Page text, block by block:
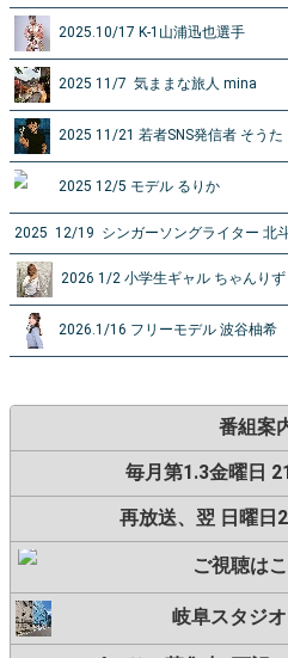
2025.10/17 K-1山浦迅也選手
2025 11/7 気ままな旅人 mina
2025 11/21 若者SNS発信者 そうた
2025 12/5 モデル るりか
2025 12/19 シンガーソングライター 北
2026 1/2 小学生ギャル ちゃんりず
2026.1/16 フリーモデル 波谷柚希
番組案
毎月第1.3金曜日
再放送、翌 日曜日
ご視聴は
岐阜スタジ